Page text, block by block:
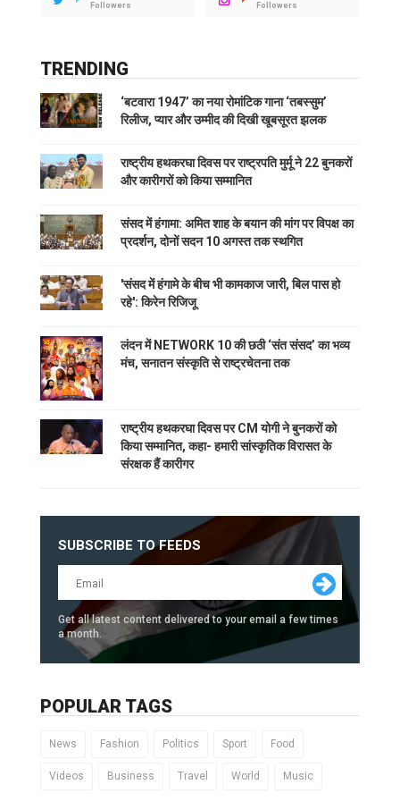
Followers
Followers
TRENDING
‘बटवारा 1947’ का नया रोमांटिक गाना ‘तबस्सुम’
रिलीज, प्यार और उम्मीद की दिखी खूबसूरत झलक
राष्ट्रीय हथकरघा दिवस पर राष्ट्रपति मुर्मू ने 22 बुनकरों
और कारीगरों को किया सम्मानित
संसद में हंगामा: अमित शाह के बयान की मांग पर विपक्ष का
प्रदर्शन, दोनों सदन 10 अगस्त तक स्थगित
'संसद में हंगामे के बीच भी कामकाज जारी, बिल पास हो
रहे': किरेन रिजिजू
लंदन में NETWORK 10 की छठी ‘संत संसद’ का भव्य
मंच, सनातन संस्कृति से राष्ट्रचेतना तक
राष्ट्रीय हथकरघा दिवस पर CM योगी ने बुनकरों को
किया सम्मानित, कहा- हमारी सांस्कृतिक विरासत के
संरक्षक हैं कारीगर
SUBSCRIBE TO FEEDS
Get all latest content delivered to your email a few times
a month.
POPULAR TAGS
News Fashion Politics Sport Food
Videos Business Travel World Music